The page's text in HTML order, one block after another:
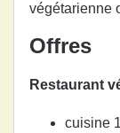
végétarienne
Offres
Restaurant
cuisine